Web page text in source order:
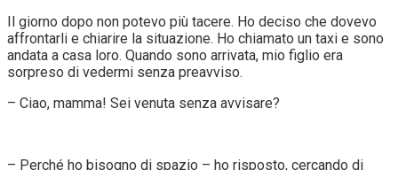
Il giorno dopo non potevo più tacere. Ho deciso che dovevo
affrontarli e chiarire la situazione. Ho chiamato un taxi e sono
andata a casa loro. Quando sono arrivata, mio figlio era
sorpreso di vedermi senza preavviso.
– Ciao, mamma! Sei venuta senza avvisare?
– Perché ho bisogno di spazio – ho risposto, cercando di